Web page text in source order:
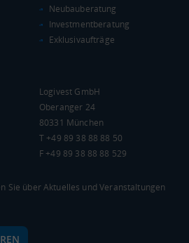
KOPF
Bundesland
Neubauberatung
Investmentberatung
Exklusivaufträge
Logivest GmbH
Oberanger 24
80331 München
T +49 89 38 88 88 50
F +49 89 38 88 88 529
Sie über Aktuelles und Veranstaltungen